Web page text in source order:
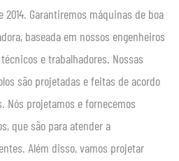
2014. Garantiremos máquinas de boa
baseada em nossos engenheiros
e trabalhadores. Nossas
são projetadas e feitas de acordo
Nós projetamos e fornecemos
que são para atender a
Além disso, vamos projetar